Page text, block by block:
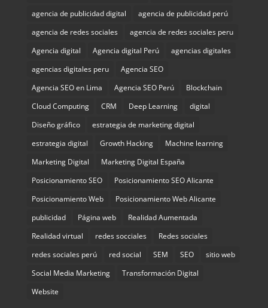
agencia de publicidad digital
agencia de publicidad perú
agencia de redes sociales
agencia de redes sociales peru
Agencia digital
Agencia digital Perú
agencias digitales
agencias digitales peru
Agencia SEO
Agencia SEO en Lima
Agencia SEO Perú
Blockchain
Cloud Computing
CRM Deep Learning
digital
Diseño gráfico
estrategia de marketing digital
estrategia digital
Growth Hacking
Machine learning
Marketing Digital
Marketing Digital España
Posicionamiento SEO
Posicionamiento SEO Alicante
Posicionamiento Web
Posicionamiento Web Alicante
publicidad
Página web
Realidad Aumentada
Realidad virtual
redes socciales
Redes sociales
redes sociales perú
red social SEM SEO
sitio web
Social Media Marketing
Transformación Digital
Website